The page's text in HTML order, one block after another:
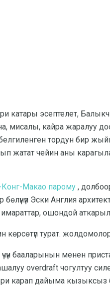
катары эсептелет,
мисалы, кайра жаралуу
тордун бир
жатат чейин аны
Конг-Макао парому ,
Эски Англия
ошондой
көрсөтүп турат.
бааларынын менен
overdraft чогултуу
карап дайыма кызыксыз